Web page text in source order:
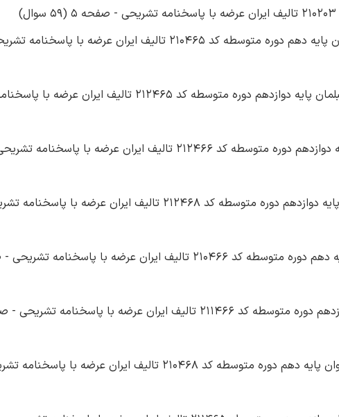
سوالات دانش فنی پایه - صنایع چوب و مبلمان پایه دهم دوره متوسطه کد 210465 تالیف ایران
سوالات دانش فنی تخصصی صنایع چوب و مبلمان پایه دوازدهم دوره متوسطه کد 212465
سوالات طراحی و ساخت مبلمان مسکونی پایه دوازدهم دوره متوسطه کد 212466 تالیف ایران عرضه
سوالات رنگ کاری و رویه کوبی مبلمان چوبی پایه دوازدهم دوره متوسطه کد 212468 تالیف
سوالات طراحی و ساخت مبلمان کودک و نوجوان پایه دهم دوره متوسطه کد 210468 تالیف ایران عرضه با